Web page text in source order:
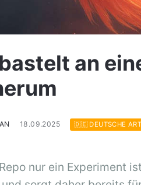
an
18.09.2025 🇩🇪 DEUTSCHE
nur ein Experiment